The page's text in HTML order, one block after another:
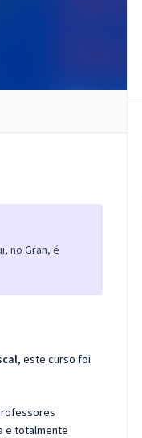
no Gran, é
, este curso foi
e totalmente